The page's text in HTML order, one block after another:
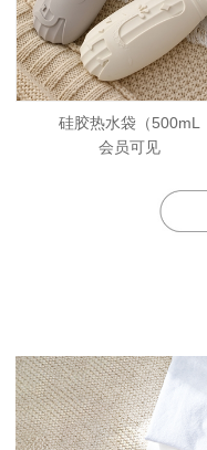
硅胶热水袋（500mL
会员可见